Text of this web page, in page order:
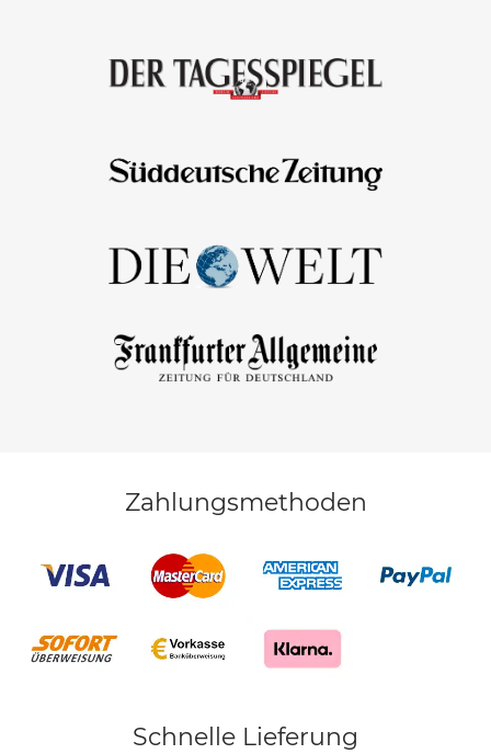
Zahlungsmethoden
Schnelle Lieferung